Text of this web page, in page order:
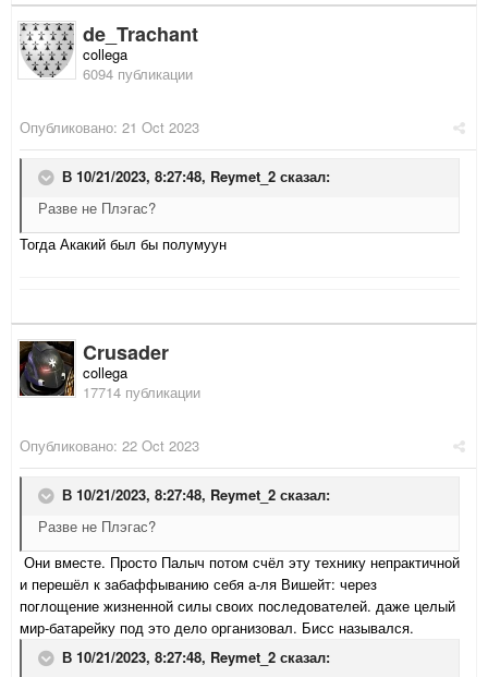
de_Trachant
collega
6094 публикации
Опубликовано: 21 Oct 2023
В 10/21/2023, 8:27:48, Reymet_2 сказал:
Разве не Плэгас?
Тогда Акакий был бы полумуун
Crusader
collega
17714 публикации
Опубликовано: 22 Oct 2023
В 10/21/2023, 8:27:48, Reymet_2 сказал:
Разве не Плэгас?
Они вместе. Просто Палыч потом счёл эту технику непрактичной
и перешёл к забаффыванию себя а-ля Вишейт: через
поглощение жизненной силы своих последователей. даже целый
мир-батарейку под это дело организовал. Бисс назывался.
В 10/21/2023, 8:27:48, Reymet_2 сказал: